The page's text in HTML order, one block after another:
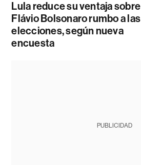
Lula reduce su ventaja sobre
Flávio Bolsonaro rumbo a las
elecciones, según nueva
encuesta
PUBLICIDAD